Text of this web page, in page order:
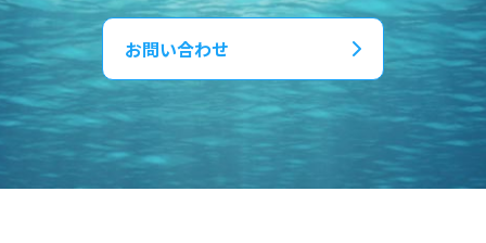
お問い合わせ